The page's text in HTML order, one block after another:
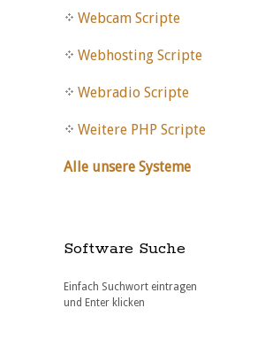
Webcam Scripte
Webhosting Scripte
Webradio Scripte
Weitere PHP Scripte
Alle unsere Systeme
Software Suche
Einfach Suchwort eintragen
und Enter klicken